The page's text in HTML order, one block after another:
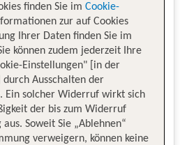
finden Sie im Cookie-
zur auf Cookies
Ihrer Daten finden Sie im
können zudem jederzeit Ihre
Einstellungen" [in der
durch Ausschalten der
Ein solcher Widerruf wirkt sich
der bis zum Widerruf
Soweit Sie „Ablehnen“
verweigern, können keine